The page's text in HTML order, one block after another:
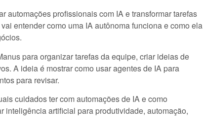
automações profissionais com IA e transformar tarefas
entender como uma IA autônoma funciona e como ela
para organizar tarefas da equipe, criar ideias de
A ideia é mostrar como usar agentes de IA para
para revisar.
cuidados ter com automações de IA e como
inteligência artificial para produtividade, automação,